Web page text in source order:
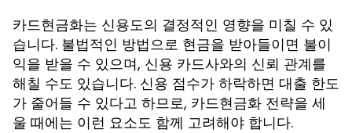
카드현금화는 신용도의 결정적인 영향을 미칠 수 있
습니다. 불법적인 방법으로 현금을 받아들이면 불이
익을 받을 수 있으며, 신용 카드사와의 신뢰 관계를
해칠 수도 있습니다. 신용 점수가 하락하면 대출 한도
가 줄어들 수 있다고 하므로, 카드현금화 전략을 세
울 때에는 이런 요소도 함께 고려해야 합니다.